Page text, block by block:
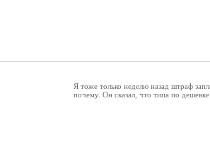
Я тоже только неделю назад штраф
почему. Он сказал, что типа по